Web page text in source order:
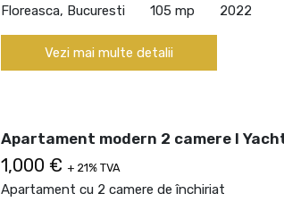
Floreasca, Bucuresti
105 mp 2022
Vezi mai multe detalii
Apartament modern 2 camere I
1,000 € + 21% TVA
Apartament cu 2 camere de închiriat